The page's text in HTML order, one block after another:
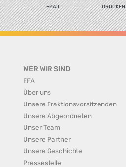
EMAIL DRUCKEN
WER WIR SIND
EFA
Über uns
Unsere Fraktionsvorsitzenden
Unsere Abgeordneten
Unser Team
Unsere Partner
Unsere Geschichte
Pressestelle